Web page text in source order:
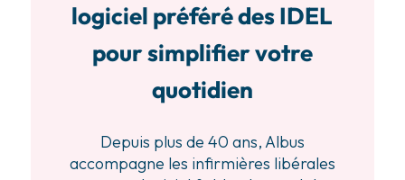
logiciel préféré des IDEL
pour simplifier votre
quotidien
Depuis plus de 40 ans, Albus
accompagne les infirmières libérales